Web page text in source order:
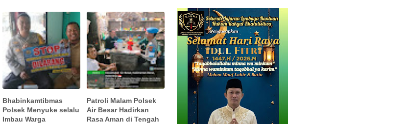
Bhabinkamtibmas
Polsek Menyuke selalu
Imbau Warga
Patroli Malam Polsek
Air Besar Hadirkan
Rasa Aman di Tengah